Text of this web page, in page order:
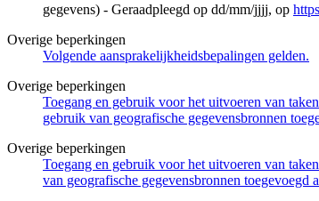
gegevens) - Geraadpleegd op dd/mm/jjjj, op
Overige beperkingen
Volgende aansprakelijkheidsbepalingen gelden.
Overige beperkingen
Toegang en gebruik voor het uitvoeren van
gebruik van geografische gegevensbronnen
Overige beperkingen
Toegang en gebruik voor het uitvoeren van
van geografische gegevensbronnen